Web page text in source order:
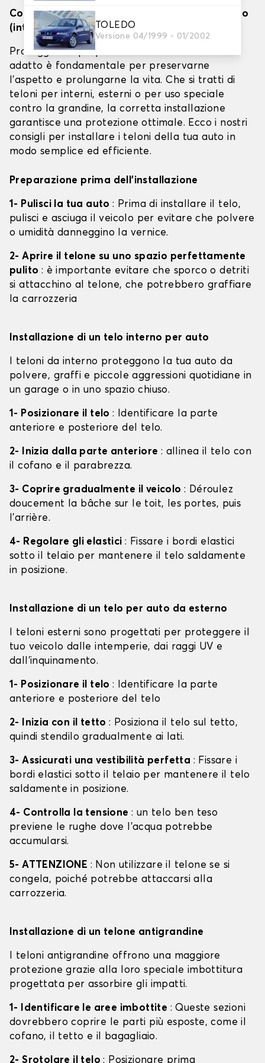
TOLEDO
Versione 04/1999 - 01/2002
Come installare efficacemente i teloni per auto
(interno, esterno e barriera antigrandine)
Proteggere il proprio veicolo con un telone
adatto è fondamentale per preservarne
l'aspetto e prolungarne la vita. Che si tratti di
teloni per interni, esterni o per uso speciale
contro la grandine, la corretta installazione
garantisce una protezione ottimale. Ecco i nostri
consigli per installare i teloni della tua auto in
modo semplice ed efficiente.
Preparazione prima dell'installazione
1- Pulisci la tua auto: Prima di installare il telo,
pulisci e asciuga il veicolo per evitare che polvere
o umidità danneggino la vernice.
2- Aprire il telone su uno spazio perfettamente
pulito : è importante evitare che sporco o detriti
si attacchino al telone, che potrebbero graffiare
la carrozzeria
Installazione di un telo interno per auto
I teloni da interno proteggono la tua auto da
polvere, graffi e piccole aggressioni quotidiane in
un garage o in uno spazio chiuso.
1- Posizionare il telo: Identificare la parte
anteriore e posteriore del telo.
2- Inizia dalla parte anteriore : allinea il telo con
il cofano e il parabrezza.
3- Coprire gradualmente il veicolo : Déroulez
doucement la bâche sur le toit, les portes, puis
l'arrière.
4- Regolare gli elastici : Fissare i bordi elastici
sotto il telaio per mantenere il telo saldamente
in posizione.
Installazione di un telo per auto da esterno
I teloni esterni sono progettati per proteggere il
tuo veicolo dalle intemperie, dai raggi UV e
dall'inquinamento.
1- Posizionare il telo: Identificare la parte
anteriore e posteriore del telo
2- Inizia con il tetto: Posiziona il telo sul tetto,
quindi stendilo gradualmente ai lati.
3- Assicurati una vestibilità perfetta : Fissare i
bordi elastici sotto il telaio per mantenere il telo
saldamente in posizione.
4- Controlla la tensione : un telo ben teso
previene le rughe dove l'acqua potrebbe
accumularsi.
5- ATTENZIONE : Non utilizzare il telone se si
congela, poiché potrebbe attaccarsi alla
carrozzeria.
Installazione di un telone antigrandine
I teloni antigrandine offrono una maggiore
protezione grazie alla loro speciale imbottitura
progettata per assorbire gli impatti.
1- Identificare le aree imbottite : Queste sezioni
dovrebbero coprire le parti più esposte, come il
cofano, il tetto e il bagagliaio.
2- Srotolare il telo: Posizionare prima